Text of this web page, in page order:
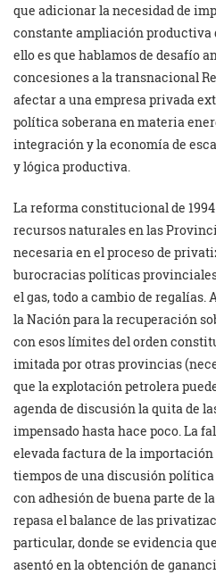
que adicionar la necesidad de
constante ampliación productiva
ello es que hablamos de desafío
concesiones a la transnacional
afectar a una empresa privada
política soberana en materia
integración y la economía de
y lógica productiva.
La reforma constitucional de
recursos naturales en las
necesaria en el proceso de
burocracias políticas
el gas, todo a cambio de
la Nación para la recuperación
con esos límites del orden
imitada por otras provincias
que la explotación petrolera
agenda de discusión la quita de
impensado hasta hace poco. La
elevada factura de la
tiempos de una discusión
con adhesión de buena parte de
repasa el balance de las
particular, donde se evidencia
asentó en la obtención de